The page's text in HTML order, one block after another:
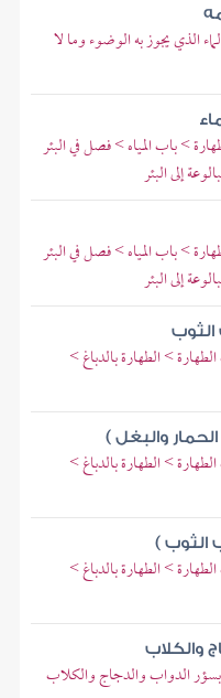
الذي يجوز به الوضوء وما لا
> باب المياه > فصل في البئر
إلى البئر
> باب المياه > فصل في البئر
إلى البئر
الثوب
> الطهارة بالدباغ >
والبغل )
> الطهارة بالدباغ >
الثوب )
> الطهارة بالدباغ >
والكلاب
الدواب والدجاج والكلاب